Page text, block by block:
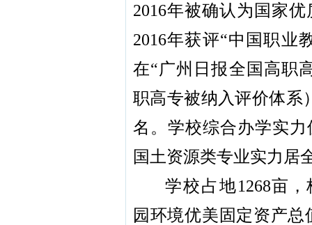
2016年被确认为国家
2016年获评“中国职业
在“广州日报全国高职
职高专被纳入评价体系
名。学校综合办学实
国土资源类专业实力居
学校占地1268亩
园环境优美固定资产